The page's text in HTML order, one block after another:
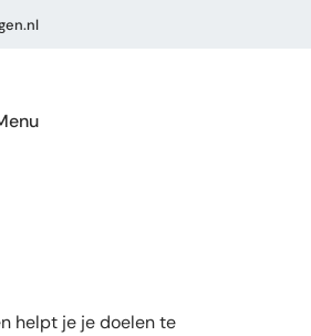
helpt je je doelen te